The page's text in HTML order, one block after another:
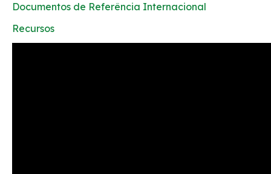
Documentos de Referência Internacional
Recursos